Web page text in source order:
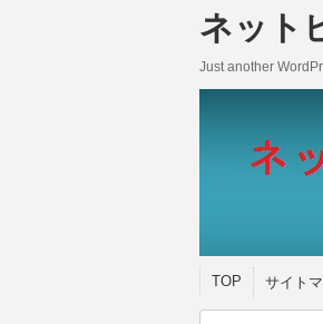
ネット
Just another
TOP サイト